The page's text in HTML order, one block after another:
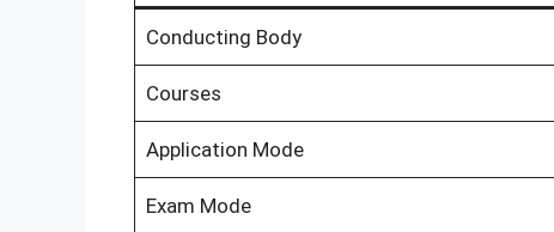
Conducting Body
Courses
Application Mode
Exam Mode